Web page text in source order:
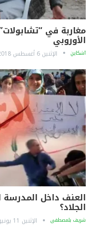
مغاربة في
الأوروبي
آشكاين الإثنين 6 أغسطس 2018 - 23:00
العنف داخل المدرسة
الجلاد؟
شريف بلمصطفى الإثنين 11 يونيو 2018 - 22:00